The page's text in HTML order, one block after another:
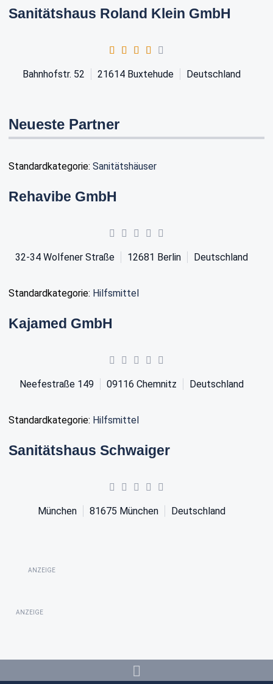
Sanitätshaus Roland Klein GmbH
Bahnhofstr. 52 21614 Buxtehude Deutschland
Neueste Partner
Standardkategorie: Sanitätshäuser
Rehavibe GmbH
32-34 Wolfener Straße 12681 Berlin Deutschland
Standardkategorie: Hilfsmittel
Kajamed GmbH
Neefestraße 149 09116 Chemnitz Deutschland
Standardkategorie: Hilfsmittel
Sanitätshaus Schwaiger
München 81675 München Deutschland
ANZEIGE
ANZEIGE